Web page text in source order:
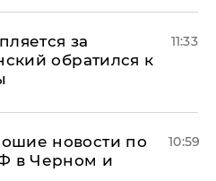
за
обратился к
11:33
новости по
в Черном и
10:59